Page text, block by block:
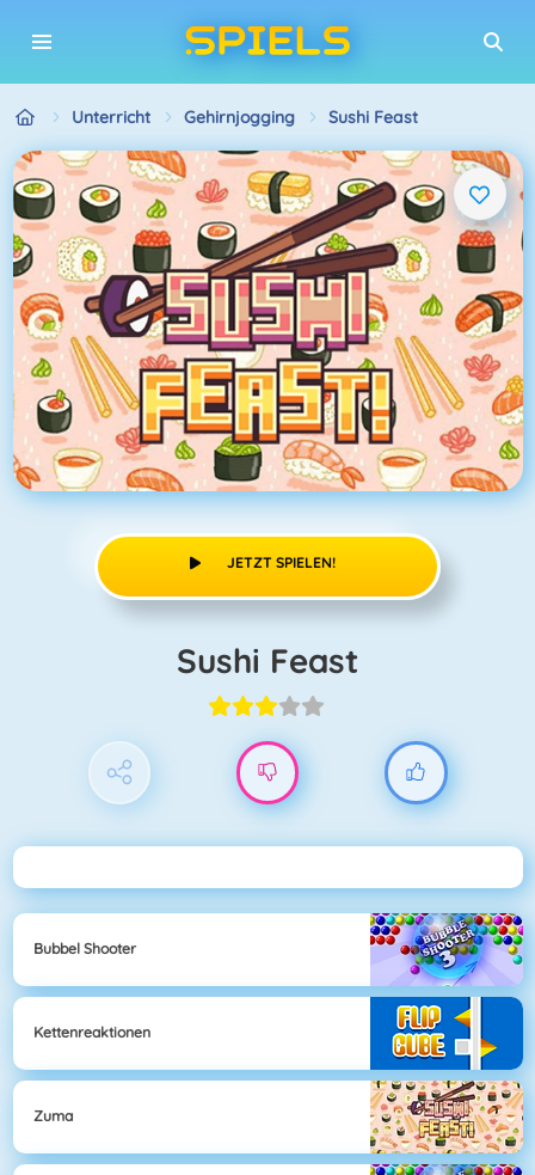
Unterricht Gehirnjogging Sushi Feast
JETZT SPIELEN!
Sushi Feast
Bubbel Shooter
Kettenreaktionen
Zuma